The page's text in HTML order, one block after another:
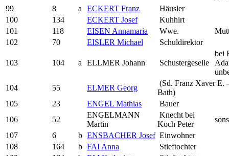
99
8 a ECKERT Franz
Häusler
100
134 ECKERT Josef
Kuhhirt
101
118 EISEN Annamaria Wwe.
102
70 EISLER Michael Schuldirektor
103 104 a ELLMER Johann Schustergeselle
bei
104
55 ELMER Georg
(Sd. Franz Xaver E.
Bath)
105
23 ENGEL Mathias
Bauer
106
52
ENGELMANN
Martin
Knecht bei
Koch Peter
107
6 b ENSBACHER Josef Einwohner
108
164 b FAI Anna
Stieftochter